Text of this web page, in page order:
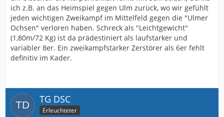
ich z.B. an das Heimspiel gegen Ulm zurück, wo wir gefühlt
jeden wichtigen Zweikampf im Mittelfeld gegen die "Ulmer
Ochsen" verloren haben. Schreck als "Leichtgewicht"
(1,80m/72 Kg) ist da prädestiniert als laufstarker und
variabler 8er. Ein zweikampfstarker Zerstörer als 6er fehlt
definitiv im Kader.
TG DSC
Erleuchteter